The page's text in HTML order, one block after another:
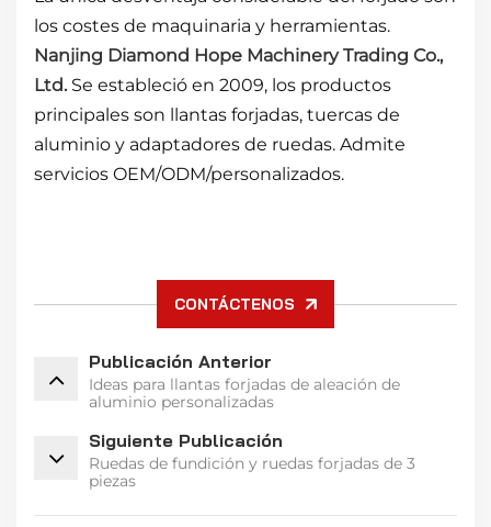
los costes de maquinaria y herramientas.
Nanjing Diamond Hope Machinery Trading Co.,
Ltd. Se estableció en 2009, los productos
principales son llantas forjadas, tuercas de
aluminio y adaptadores de ruedas. Admite
servicios OEM/ODM/personalizados.
CONTÁCTENOS
Publicación Anterior
Ideas para llantas forjadas de aleación de
aluminio personalizadas
Siguiente Publicación
Ruedas de fundición y ruedas forjadas de 3
piezas